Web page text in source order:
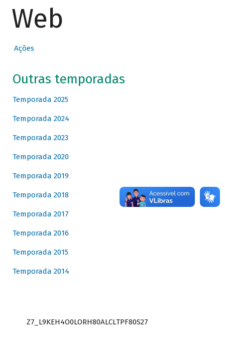
Web
Ações
Outras temporadas
Temporada 2025
Temporada 2024
Temporada 2023
Temporada 2020
Temporada 2019
Temporada 2018
Temporada 2017
Temporada 2016
Temporada 2015
Temporada 2014
Z7_L9KEH4O0LORH80ALCLTPF80S27